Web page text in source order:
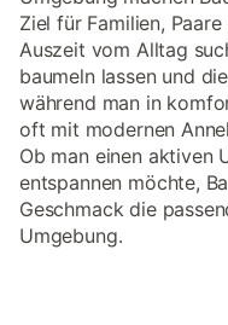
Ziel für Familien,
Auszeit vom Alltag
baumeln lassen und
während man in
oft mit modernen
Ob man einen aktiven
entspannen möchte,
Geschmack die
Umgebung.